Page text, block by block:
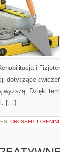
i
dotyczące
wyższą. Dzięki
[…]
CROSSFIT I